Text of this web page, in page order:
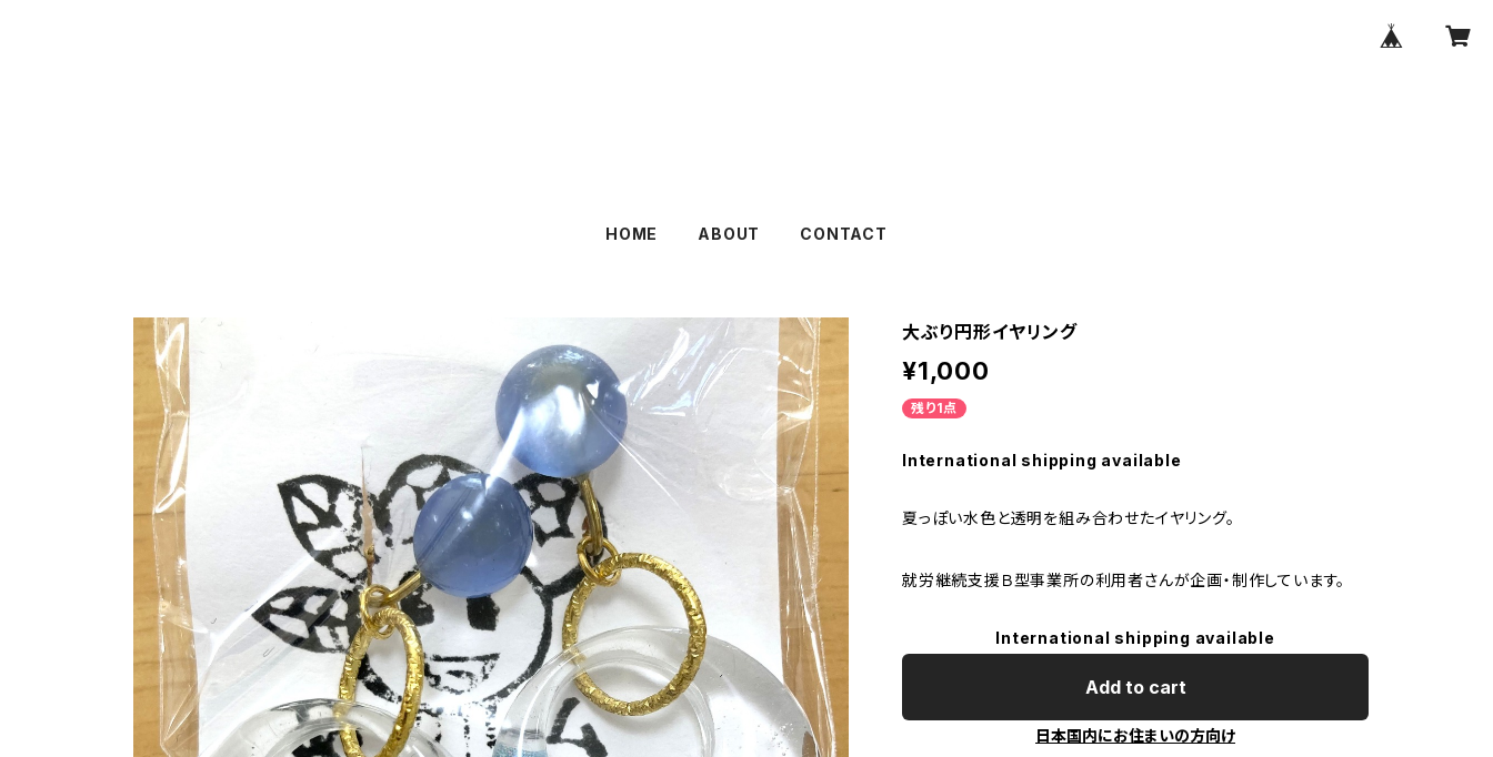
HOME ABOUT CONTACT
大ぶり円形イヤリング
¥1,000
残り1点
International shipping available
夏っぽい水色と透明を組み合わせたイヤリング。
就労継続支援Ｂ型事業所の利用者さんが企画・制作しています。
International shipping available
Add to cart
日本国内にお住まいの方向け